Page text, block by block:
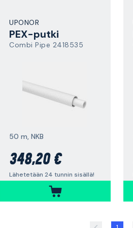
UPONOR
PEX-putki
Combi Pipe 2418535
50 m, NKB
348,20 €
Lähetetään 24 tunnin sisällä!